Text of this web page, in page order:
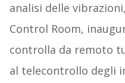
analisi delle
Control Room,
controlla da remoto
al telecontrollo degli